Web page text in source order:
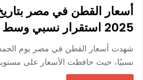
2025 استقرار نسبي وسط توازن السوق
نسبيًا، حيث حافظت الأسعار على